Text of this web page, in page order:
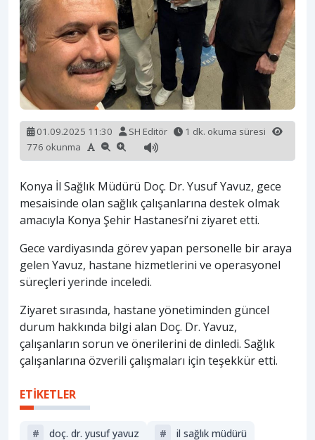
01.09.2025 11:30 SH Editör
1 dk. okuma süresi
776 okunma
Konya İl Sağlık Müdürü Doç. Dr. Yusuf Yavuz, gece
mesaisinde olan sağlık çalışanlarına destek olmak
amacıyla Konya Şehir Hastanesi’ni ziyaret etti.
Gece vardiyasında görev yapan personelle bir araya
gelen Yavuz, hastane hizmetlerini ve operasyonel
süreçleri yerinde inceledi.
Ziyaret sırasında, hastane yönetiminden güncel
durum hakkında bilgi alan Doç. Dr. Yavuz,
çalışanların sorun ve önerilerini de dinledi. Sağlık
çalışanlarına özverili çalışmaları için teşekkür etti.
ETİKETLER
# doç. dr. yusuf yavuz #
i̇l sağlık müdürü